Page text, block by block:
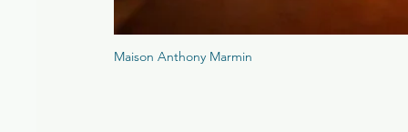
Maison Anthony Marmin